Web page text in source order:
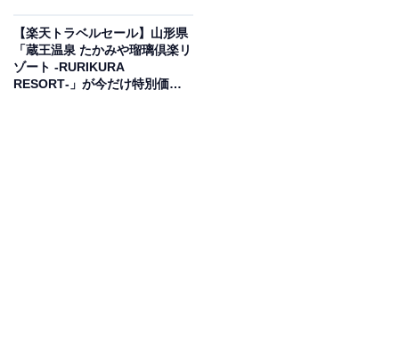
【楽天トラベルセール】山形県
「蔵王温泉 たかみや瑠璃倶楽リ
ゾート ‐RURIKURA
RESORT‐」が今だけ特別価格